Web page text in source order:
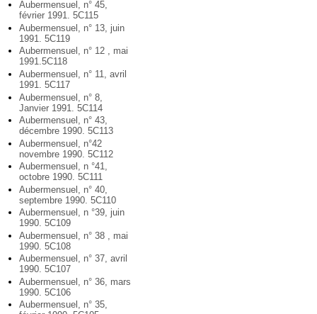
Aubermensuel, n° 45,
février 1991. 5C115
Aubermensuel, n° 13, juin
1991. 5C119
Aubermensuel, n° 12 , mai
1991.5C118
Aubermensuel, n° 11, avril
1991. 5C117
Aubermensuel, n° 8,
Janvier 1991. 5C114
Aubermensuel, n° 43,
décembre 1990. 5C113
Aubermensuel, n°42
novembre 1990. 5C112
Aubermensuel, n °41,
octobre 1990. 5C111
Aubermensuel, n° 40,
septembre 1990. 5C110
Aubermensuel, n °39, juin
1990. 5C109
Aubermensuel, n° 38 , mai
1990. 5C108
Aubermensuel, n° 37, avril
1990. 5C107
Aubermensuel, n° 36, mars
1990. 5C106
Aubermensuel, n° 35,